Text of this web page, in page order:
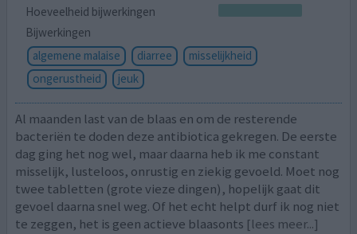
Hoeveelheid bijwerkingen
Bijwerkingen
algemene malaise
diarree
misselijkheid
ongerustheid
jeuk
Al maanden last van de blaas en om de resterende
bacteriën te doden deze antibiotica gekregen. De eerste
dag ging het nog wel, maar daarna heb ik me constant
misselijk, lusteloos, onrustig en ziekig gevoeld. Moet nog
twee tabletten (grote vieze dingen), hopelijk gaat dit
gevoel daarna snel weg. Of het echt helpt durf ik nog niet
te zeggen, het is geen actieve blaasonts [lees meer...]